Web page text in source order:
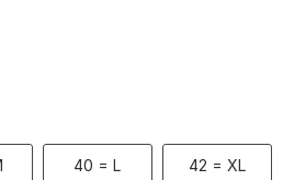
40 = L 42 = XL